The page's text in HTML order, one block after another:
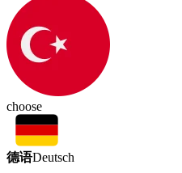
choose
德语Deutsch